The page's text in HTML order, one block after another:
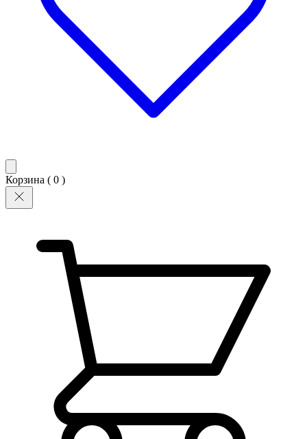
Корзина ( 0 )